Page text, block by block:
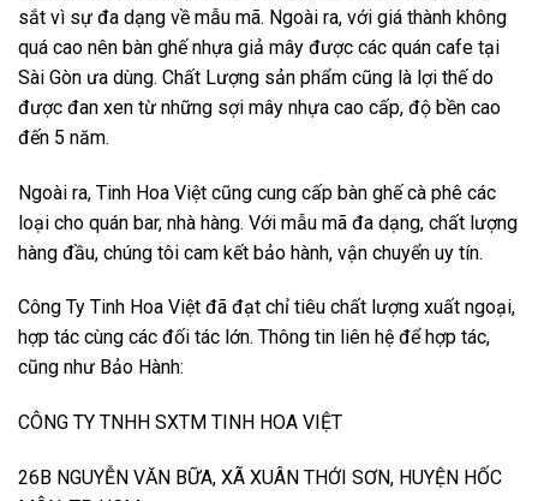
sắt vì sự đa dạng về mẫu mã. Ngoài ra, với giá thành không
quá cao nên bàn ghế nhựa giả mây được các quán cafe tại
Sài Gòn ưa dùng. Chất Lượng sản phẩm cũng là lợi thế do
được đan xen từ những sợi mây nhựa cao cấp, độ bền cao
đến 5 năm.
Ngoài ra, Tinh Hoa Việt cũng cung cấp bàn ghế cà phê các
loại cho quán bar, nhà hàng. Với mẫu mã đa dạng, chất lượng
hàng đầu, chúng tôi cam kết bảo hành, vận chuyển uy tín.
Công Ty Tinh Hoa Việt đã đạt chỉ tiêu chất lượng xuất ngoại,
hợp tác cùng các đối tác lớn. Thông tin liên hệ để hợp tác,
cũng như Bảo Hành:
CÔNG TY TNHH SXTM TINH HOA VIỆT
26B NGUYỄN VĂN BỮA, XÃ XUÂN THỚI SƠN, HUYỆN HỐC